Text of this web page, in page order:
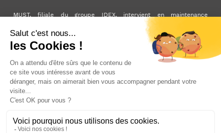
MUST, filiale du groupe IDEX, intervient en maintenance
multitechnique et accompagne la performance énergétique et la
décarbonation des bâtiments.
À travers ses activités, MUST s’inscrit dans la mission d'IDEX, qui
développe et exploite des solutions énergétiques locales et bas
carbone pour les bâtiments, les villes et l’industrie.
LinkedIn
Découvrir le site Idex